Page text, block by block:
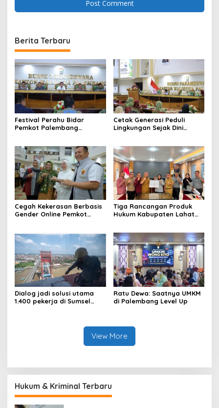
Berita Terbaru
Festival Perahu Bidar
Pemkot Palembang
Cetak Generasi Peduli
Lingkungan Sejak Dini
Cegah Kekerasan Berbasis
Gender Online Pemkot
Tiga Rancangan Produk
Hukum Kabupaten Lahat
Dialog jadi solusi utama
1.400 pekerja di Sumsel
Ratu Dewa: Saatnya UMKM
di Palembang Level Up
View More
Hukum & Kriminal Terbaru